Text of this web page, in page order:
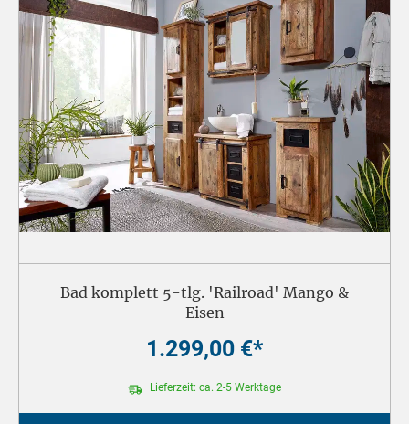
Bad komplett 5-tlg. 'Railroad' Mango &
Eisen
1.299,00 €*
Lieferzeit: ca. 2-5 Werktage